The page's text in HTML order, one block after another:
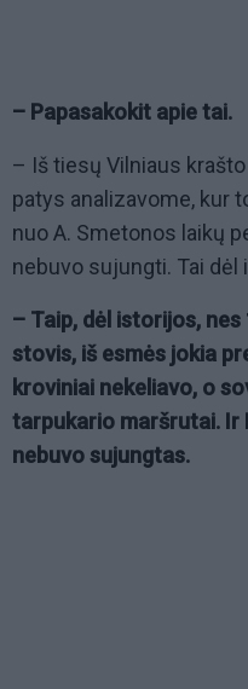
– Papasakokit apie tai.
– Iš tiesų Vilniaus
patys analizavome, kur
nuo A. Smetonos laikų
nebuvo sujungti. Tai dėl
– Taip, dėl istorijos,
stovis, iš esmės jokia
kroviniai nekeliavo, o
tarpukario maršrutai. Ir
nebuvo sujungtas.